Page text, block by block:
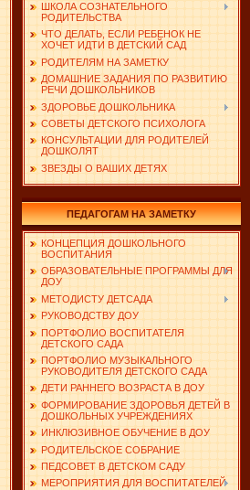
ШКОЛА СОЗНАТЕЛЬНОГО
РОДИТЕЛЬСТВА
ЧТО ДЕЛАТЬ, ЕСЛИ РЕБЕНОК НЕ
ХОЧЕТ ИДТИ В ДЕТСКИЙ САД
РОДИТЕЛЯМ НА ЗАМЕТКУ
ДОМАШНИЕ ЗАДАНИЯ ПО РАЗВИТИЮ
РЕЧИ ДОШКОЛЬНИКОВ
ЗДОРОВЬЕ ДОШКОЛЬНИКА
СОВЕТЫ ДЕТСКОГО ПСИХОЛОГА
КОНСУЛЬТАЦИИ ДЛЯ РОДИТЕЛЕЙ
ДОШКОЛЯТ
ЗВЕЗДЫ О ВАШИХ ДЕТЯХ
ПЕДАГОГАМ НА ЗАМЕТКУ
КОНЦЕПЦИЯ ДОШКОЛЬНОГО
ВОСПИТАНИЯ
ОБРАЗОВАТЕЛЬНЫЕ ПРОГРАММЫ ДЛЯ
ДОУ
МЕТОДИСТУ ДЕТСАДА
РУКОВОДСТВУ ДОУ
ПОРТФОЛИО ВОСПИТАТЕЛЯ
ДЕТСКОГО САДА
ПОРТФОЛИО МУЗЫКАЛЬНОГО
РУКОВОДИТЕЛЯ ДЕТСКОГО САДА
ДЕТИ РАННЕГО ВОЗРАСТА В ДОУ
ФОРМИРОВАНИЕ ЗДОРОВЬЯ ДЕТЕЙ В
ДОШКОЛЬНЫХ УЧРЕЖДЕНИЯХ
ИНКЛЮЗИВНОЕ ОБУЧЕНИЕ В ДОУ
РОДИТЕЛЬСКОЕ СОБРАНИЕ
ПЕДСОВЕТ В ДЕТСКОМ САДУ
МЕРОПРИЯТИЯ ДЛЯ ВОСПИТАТЕЛЕЙ